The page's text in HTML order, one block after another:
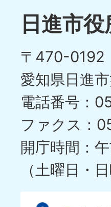
日進市役
〒470-0192
愛知県日進
電話番号：
ファクス：
開庁時間：
（土曜日・